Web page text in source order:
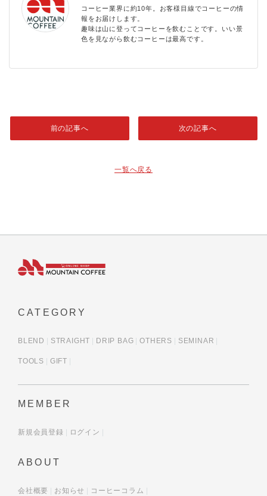
コーヒー業界に約10年。お客様目線でコーヒーの情
報をお届けします。
趣味は山に登ってコーヒーを飲むことです。いい景
色を見ながら飲むコーヒーは最高です。
前の記事へ
一覧へ戻る
次の記事へ
CATEGORY
BLEND STRAIGHT DRIP BAG OTHERS SEMINAR
TOOLS GIFT
MEMBER
新規会員登録 ログイン
ABOUT
会社概要 お知らせ コーヒーコラム